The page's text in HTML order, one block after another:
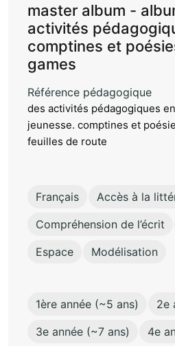
master album -
activités
comptines et
games
Référence pédagogique
des activités pédagogiques
jeunesse. comptines et
feuilles de route
Français
Accès à la
Compréhension de l’écrit
Espace
Modélisation
1ère année (~5 ans)
2e
3e année (~7 ans)
4e